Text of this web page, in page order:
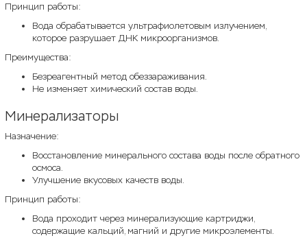
Принцип работы:
Вода обрабатывается ультрафиолетовым излучением,
которое разрушает ДНК микроорганизмов.
Преимущества:
Безреагентный метод обеззараживания.
Не изменяет химический состав воды.
Минерализаторы
Назначение:
Восстановление минерального состава воды после обратного
осмоса.
Улучшение вкусовых качеств воды.
Принцип работы:
Вода проходит через минерализующие картриджи,
содержащие кальций, магний и другие микроэлементы.